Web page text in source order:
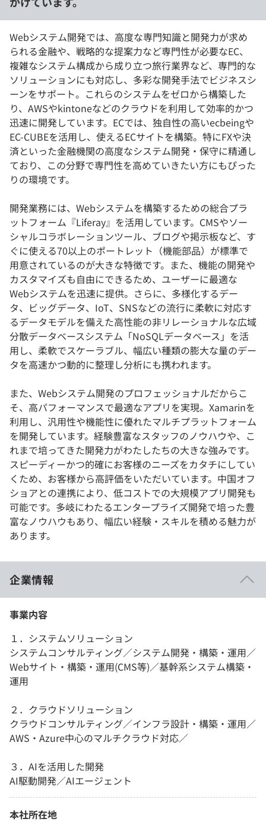
Webシステム開発では、高度な専門知識と開発力が求め
られる金融や、戦略的な提案力など専門性が必要なEC、
複雑なシステム構成から成り立つ旅行業界など、専門的な
ソリューションにも対応し、多彩な開発手法でビジネスシ
ーンをサポート。これらのシステムをゼロから構築した
り、AWSやkintoneなどのクラウドを利用して効率的かつ
迅速に開発しています。ECでは、独自性の高いecbeingや
EC-CUBEを活用し、使えるECサイトを構築。特にFXや決
済といった金融機関の高度なシステム開発・保守に精通し
ており、この分野で専門性を高めていきたい方にもぴった
りの環境です。
開発業務には、Webシステムを構築するための総合プラ
ットフォーム『Liferay』を活用しています。CMSやソー
シャルコラボレーションツール、ブログや掲示板など、す
ぐに使える70以上のポートレット（機能部品）が標準で
用意されているのが大きな特徴です。また、機能の開発や
カスタマイズも自由にできるため、ユーザーに最適な
Webシステムを迅速に提供。さらに、多様化するデー
タ、ビッグデータ、IoT、SNSなどの流行に柔軟に対応す
るデータモデルを備えた高性能の非リレーショナルな広域
分散データベースシステム「NoSQLデータベース」を活
用し、柔軟でスケーラブル、幅広い種類の膨大な量のデー
タを高速かつ動的に整理し分析にも携われます。
また、Webシステム開発のプロフェッショナルだからこ
そ、高パフォーマンスで最適なアプリを実現。Xamarinを
利用し、汎用性や機能性に優れたマルチプラットフォーム
を開発しています。経験豊富なスタッフのノウハウや、こ
れまで培ってきた開発力がわたしたちの大きな強みです。
スピーディーかつ的確にお客様のニーズをカタチにしてい
くため、お客様から高評価をいただいています。中国オフ
ショアとの連携により、低コストでの大規模アプリ開発も
可能です。多岐にわたるエンタープライズ開発で培った豊
富なノウハウもあり、幅広い経験・スキルを積める魅力が
あります。
企業情報
事業内容
１．システムソリューション
システムコンサルティング／システム開発・構築・運用／
Webサイト・構築・運用(CMS等)／基幹系システム構築・
運用
２．クラウドソリューション
クラウドコンサルティング／インフラ設計・構築・運用／
AWS・Azure中心のマルチクラウド対応／
３．AIを活用した開発
AI駆動開発／AIエージェント
本社所在地